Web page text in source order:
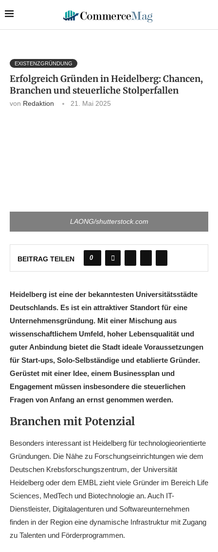
EXISTENZGRÜNDUNG
Erfolgreich Gründen in Heidelberg: Chancen,
Branchen und steuerliche Stolperfallen
von Redaktion 21. Mai 2025
LAONG/shutterstock.com
BEITRAG TEILEN 0
Heidelberg ist eine der bekanntesten Universitätsstädte
Deutschlands. Es ist ein attraktiver Standort für eine
Unternehmensgründung. Mit einer Mischung aus
wissenschaftlichem Umfeld, hoher Lebensqualität und
guter Anbindung bietet die Stadt ideale Voraussetzungen
für Start-ups, Solo-Selbständige und etablierte Gründer.
Gerüstet mit einer Idee, einem Businessplan und
Engagement müssen insbesondere die steuerlichen
Fragen von Anfang an ernst genommen werden.
Branchen mit Potenzial
Besonders interessant ist Heidelberg für technologieorientierte
Gründungen. Die Nähe zu Forschungseinrichtungen wie dem
Deutschen Krebsforschungszentrum, der Universität
Heidelberg oder dem EMBL zieht viele Gründer im Bereich Life
Sciences, MedTech und Biotechnologie an. Auch IT-
Dienstleister, Digitalagenturen und Softwareunternehmen
finden in der Region eine dynamische Infrastruktur mit Zugang
zu Talenten und Förderprogrammen.